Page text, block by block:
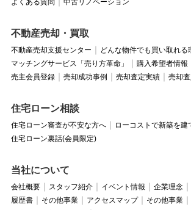
よくある質問
中古リノベーション
不動産売却・買取
不動産売却支援センター
どんな物件でも買い取れる
マッチングサービス「売り方革命」
購入希望者情報
売主会員登録
売却成功事例 売却査定実績 売却
住宅ローン相談
住宅ローン審査が不安な方へ
ローコストで新築を建
住宅ローン裏話(会員限定)
当社について
会社概要 スタッフ紹介 イベント情報 企業理念
履歴書
その他事業 アクセスマップ
その他事業